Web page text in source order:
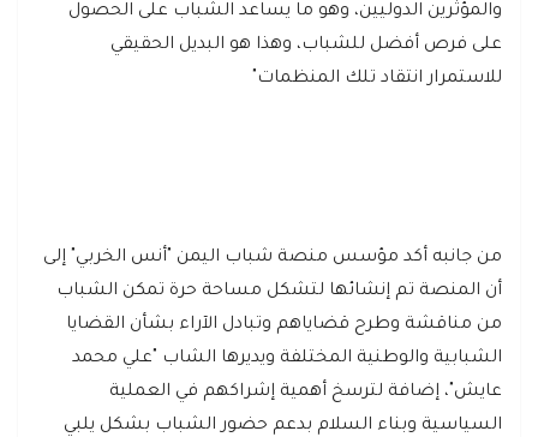
والمؤثرين الدوليين، وهو ما يساعد الشباب على الحصول
على فرص أفضل للشباب، وهذا هو البديل الحقيقي
للاستمرار انتقاد تلك المنظمات"
من جانبه أكد مؤسس منصة شباب اليمن "أنس الخربي" إلى
أن المنصة تم إنشائها لتشكل مساحة حرة تمكن الشباب
من مناقشة وطرح قضاياهم وتبادل الآراء بشأن القضايا
الشبابية والوطنية المختلفة ويديرها الشاب "علي محمد
عايش"، إضافة لترسخ أهمية إشراكهم في العملية
السياسية وبناء السلام بدعم حضور الشباب بشكل يلبي